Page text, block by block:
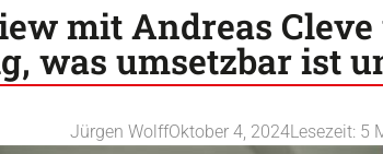
mit Andreas
was umsetzbar ist
Jürgen WolffOktober 4, 2024Lesezeit: 5